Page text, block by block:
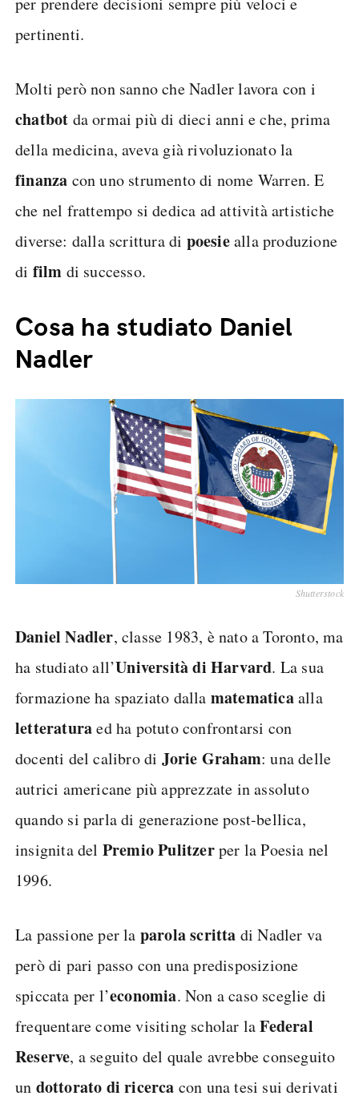
pertinenti.
Molti però non sanno che Nadler lavora con i
chatbot da ormai più di dieci anni e che, prima
della medicina, aveva già rivoluzionato la
finanza con uno strumento di nome Warren. E
che nel frattempo si dedica ad attività artistiche
diverse: dalla scrittura di poesiealla produzione
di film di successo.
Cosa ha studiato Daniel
Nadler
Shutterstock
Daniel Nadler, classe 1983, è nato a Toronto, ma
ha studiato all’Università di Harvard. La sua
formazione ha spaziato dalla matematicaalla
letteraturaed ha potuto confrontarsi con
docenti del calibro di Jorie Graham: una delle
autrici americane più apprezzate in assoluto
quando si parla di generazione post-bellica,
insignita del Premio Pulitzerper la Poesia nel
1996.
La passione per la parola scritta di Nadler va
però di pari passo con una predisposizione
spiccata per l’economia. Non a caso sceglie di
frequentare come visiting scholar laFederal
Reserve, a seguito del quale avrebbe conseguito
un dottorato di ricerca con una tesi sui derivati